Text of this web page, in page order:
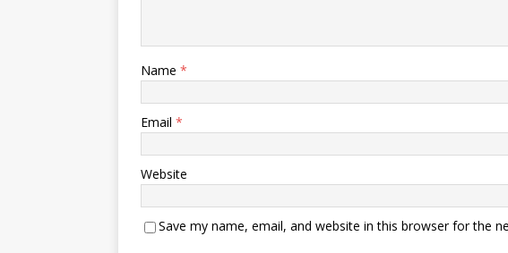
Name *
Email *
Website
Save my name, email, and website in this browser for the